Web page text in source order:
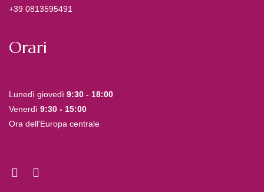
+39 0813595491
Orari
Lunedì giovedì 9:30 - 18:00
Venerdì 9:30 - 15:00
Ora dell'Europa centrale